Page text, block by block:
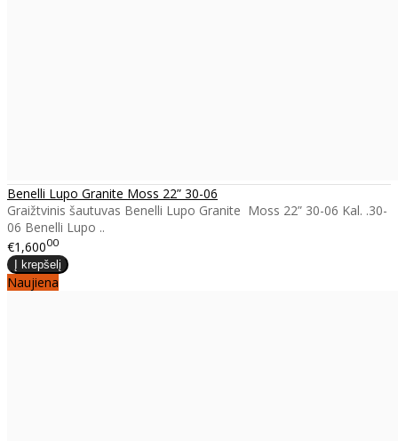
Benelli Lupo Granite Moss 22” 30-06
Graižtvinis šautuvas Benelli Lupo Granite Moss 22” 30-06 Kal. .30-
06 Benelli Lupo ..
€1,60000
Naujiena